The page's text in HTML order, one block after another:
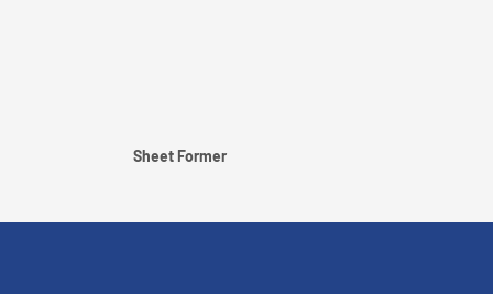
Sheet Former